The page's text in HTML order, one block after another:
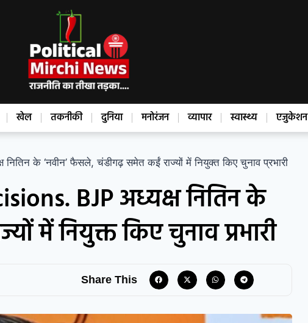
खेल तकनीकी दुनिया मनोरंजन व्यापार स्वास्थ्य एजुकेशन
के ‘नवीन’ फैसले, चंडीगढ़ समेत कईं राज्यों में नियुक्त किए चुनाव प्रभारी
BJP अध्यक्ष नितिन के
में नियुक्त किए चुनाव प्रभारी
Share This